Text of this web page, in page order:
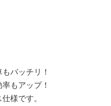
バッチリ！
もアップ！
様です。